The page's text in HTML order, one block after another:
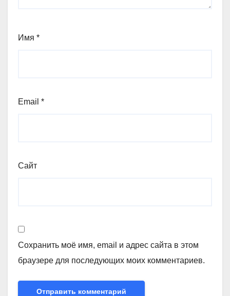
Имя *
Email *
Сайт
Сохранить моё имя, email и адрес сайта в этом
браузере для последующих моих комментариев.